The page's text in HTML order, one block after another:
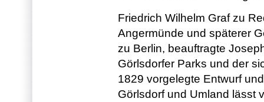
Friedrich Wilhelm Graf zu
Angermünde und späterer
zu Berlin, beauftragte
Görlsdorfer Parks und der
1829 vorgelegte Entwurf
Görlsdorf und Umland lässt